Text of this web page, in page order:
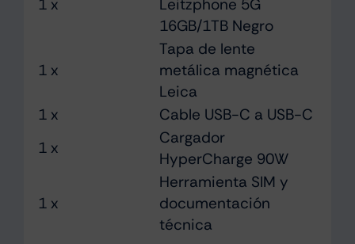
1 x
Leitzphone 5G
16GB/1TB Negro
1 x
Tapa de lente
metálica magnética
Leica
1 x
Cable USB-C a USB-C
1 x
Cargador
HyperCharge 90W
1 x
Herramienta SIM y
documentación
técnica